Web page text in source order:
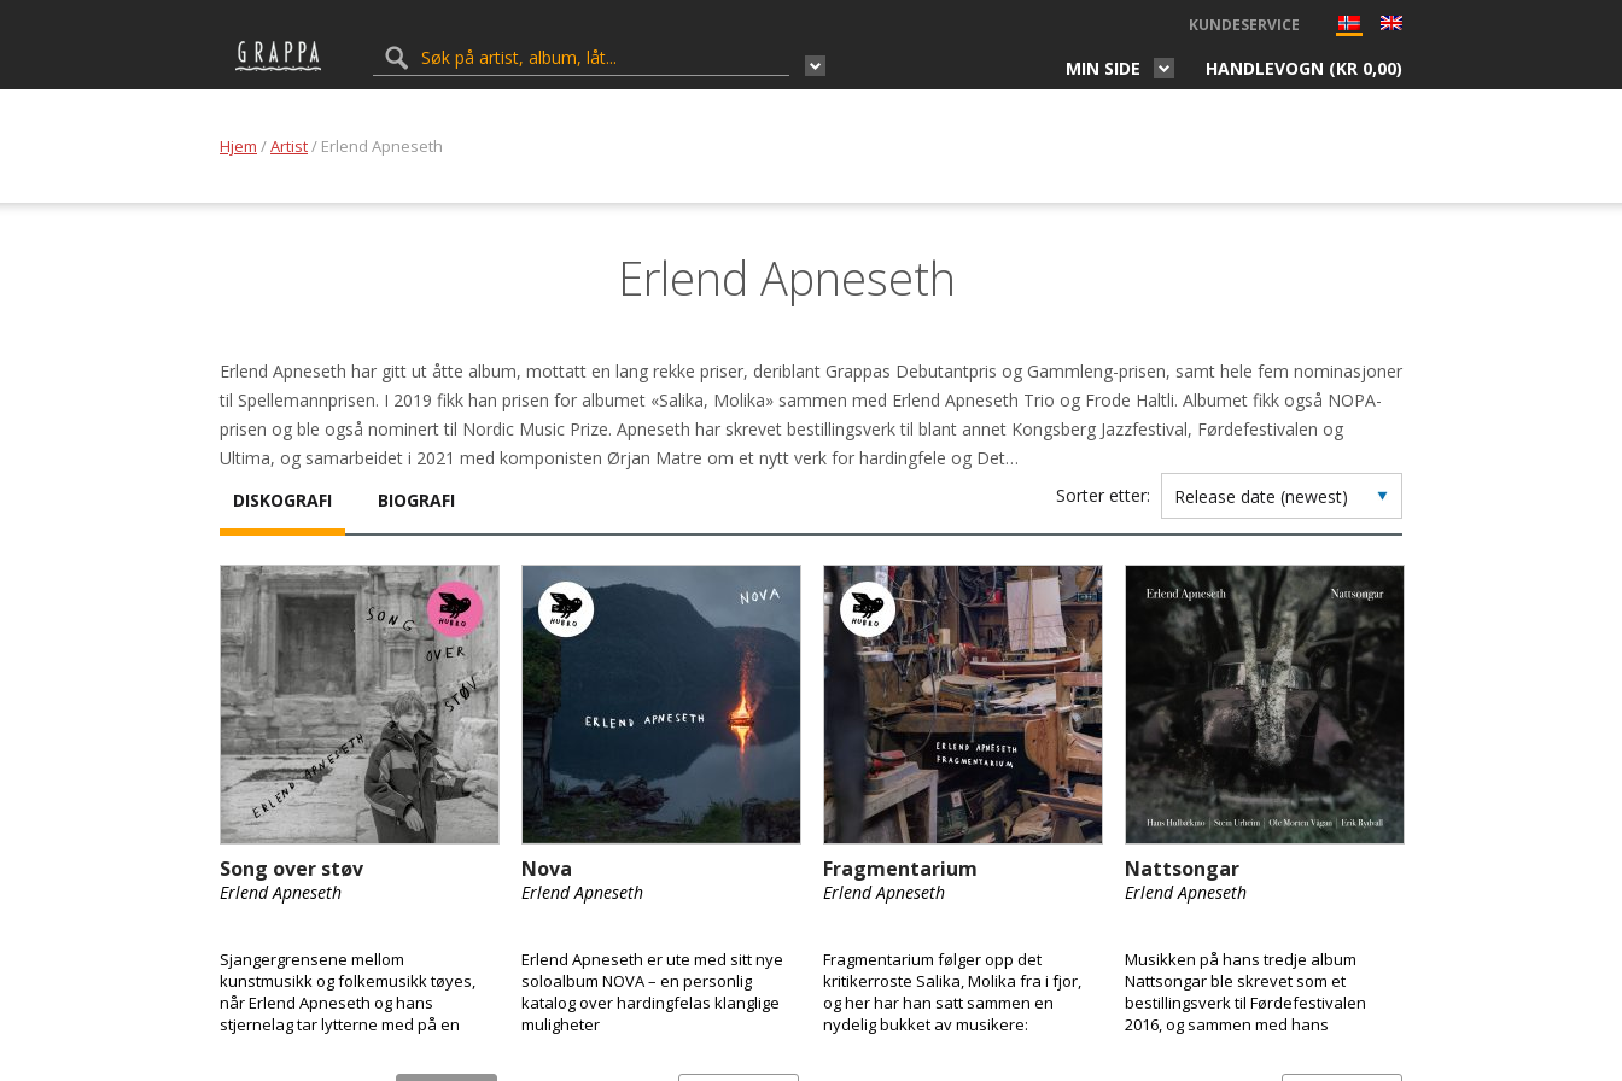
KUNDESERVICE
MIN SIDE HANDLEVOGN (KR 0,00)
Hjem /Artist/ Erlend Apneseth
Erlend Apneseth
Erlend Apneseth har gitt ut åtte album, mottatt en lang rekke priser, deriblant Grappas Debutantpris og Gammleng-prisen, samt hele fem nominasjoner
til Spellemannprisen. I 2019 fikk han prisen for albumet «Salika, Molika» sammen med Erlend Apneseth Trio og Frode Haltli. Albumet fikk også NOPA-
prisen og ble også nominert til Nordic Music Prize. Apneseth har skrevet bestillingsverk til blant annet Kongsberg Jazzfestival, Førdefestivalen og
Ultima, og samarbeidet i 2021 med komponisten Ørjan Matre om et nytt verk for hardingfele og Det…
Sorter etter:
DISKOGRAFI BIOGRAFI
Song over støv
Erlend Apneseth
Sjangergrensene mellom
kunstmusikk og folkemusikk tøyes,
når Erlend Apneseth og hans
stjernelag tar lytterne med på en
Nova
Erlend Apneseth
Erlend Apneseth er ute med sitt nye
soloalbum NOVA – en personlig
katalog over hardingfelas klanglige
muligheter
Fragmentarium
Erlend Apneseth
Fragmentarium følger opp det
kritikerroste Salika, Molika fra i fjor,
og her har han satt sammen en
nydelig bukket av musikere:
Nattsongar
Erlend Apneseth
Musikken på hans tredje album
Nattsongar ble skrevet som et
bestillingsverk til Førdefestivalen
2016, og sammen med hans